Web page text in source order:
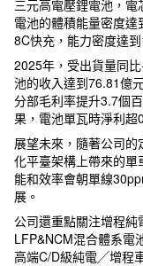
三元高電壓鋰電池，
電池的體積能量密度
8C快充，能力密度達
2025年，受出貨量同
池的收入達到76.81億
分部毛利率提升3.7個
果，電池單瓦時淨利超
展望未來，隨著公司
化平臺架構上帶來的
能和效率會朝單線
展。
公司還重點關注增程
LFP&NCM混合體系電
高端C/D級純電╱增程